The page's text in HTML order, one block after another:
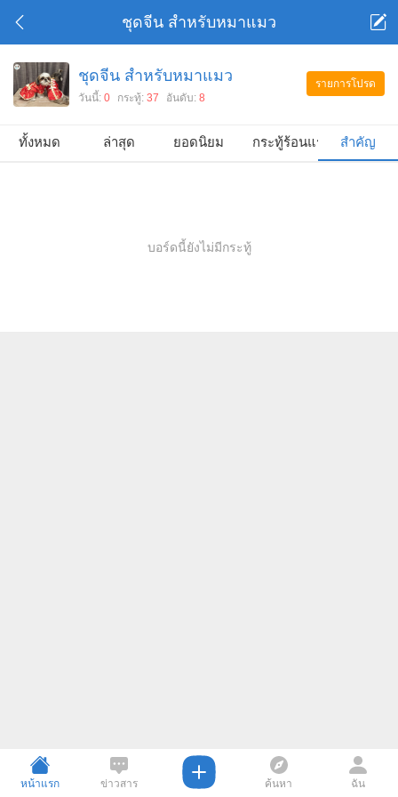
ชุดจีน สำหรับหมาแมว
รายการโปรด
ชุดจีน สำหรับหมาแมว
วันนี้: 0 กระทู้: 37 อันดับ: 8
ทั้งหมด ล่าสุด ยอดนิยม กระทู้ร้อนแรง สำคัญ
บอร์ดนี้ยังไม่มีกระทู้
หน้าแรก ข่าวสาร ค้นหา ฉัน